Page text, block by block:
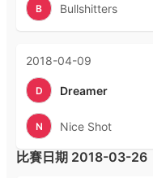
B Bullshitters
2018-04-09
D Dreamer
N Nice Shot
比賽日期 2018-03-26